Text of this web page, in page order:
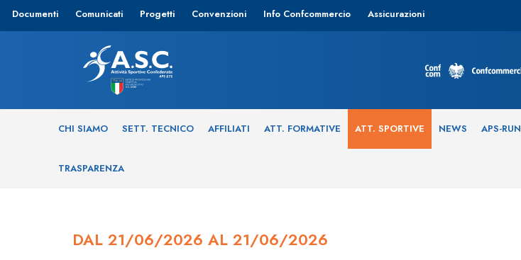
Documenti Comunicati Progetti Convenzioni Info Confcommercio Assicurazioni
CHI SIAMO SETT. TECNICO AFFILIATI ATT. FORMATIVE ATT. SPORTIVE NEWS APS-
TRASPARENZA
DAL 21/06/2026 AL 21/06/2026